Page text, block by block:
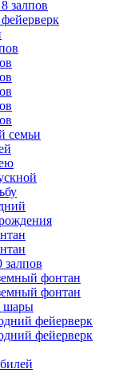
залпов
семьи
залпов
фонтан
фонтан
шары
фейерверк
фейерверк